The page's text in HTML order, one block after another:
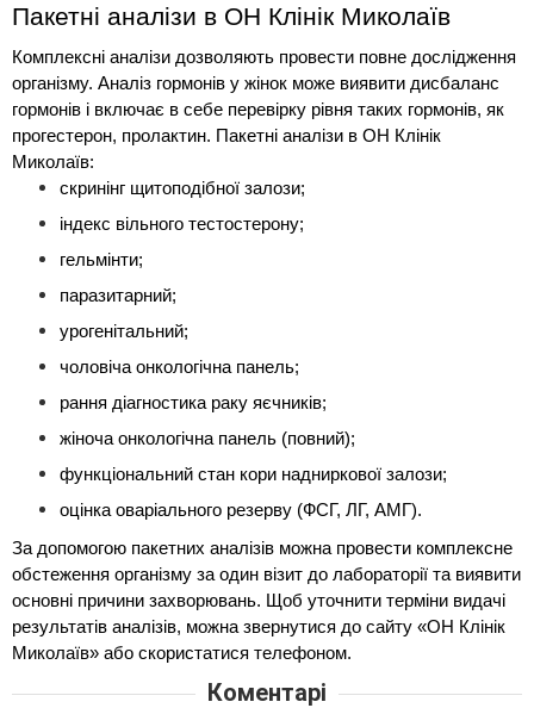
Пакетні аналізи в ОН Клінік Миколаїв
Комплексні аналізи дозволяють провести повне дослідження
організму. Аналіз гормонів у жінок може виявити дисбаланс
гормонів і включає в себе перевірку рівня таких гормонів, як
прогестерон, пролактин. Пакетні аналізи в ОН Клінік
Миколаїв:
скринінг щитоподібної залози;
індекс вільного тестостерону;
гельмінти;
паразитарний;
урогенітальний;
чоловіча онкологічна панель;
рання діагностика раку яєчників;
жіноча онкологічна панель (повний);
функціональний стан кори надниркової залози;
оцінка оваріального резерву (ФСГ, ЛГ, АМГ).
За допомогою пакетних аналізів можна провести комплексне
обстеження організму за один візит до лабораторії та виявити
основні причини захворювань. Щоб уточнити терміни видачі
результатів аналізів, можна звернутися до сайту «ОН Клінік
Миколаїв» або скористатися телефоном.
Коментарі